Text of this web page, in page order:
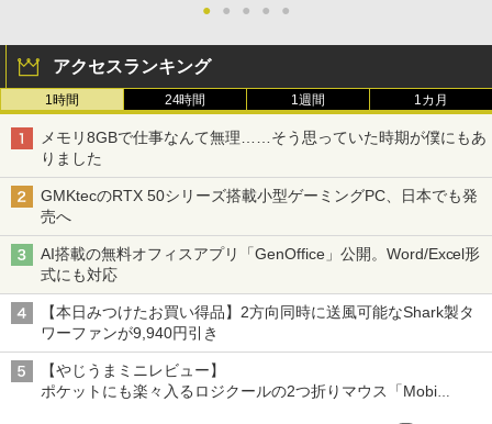
● ● ● ● ●
アクセスランキング
1時間 24時間 1週間 1カ月
メモリ8GBで仕事なんて無理……そう思っていた時期が僕にもあ
りました
GMKtecのRTX 50シリーズ搭載小型ゲーミングPC、日本でも発
売へ
AI搭載の無料オフィスアプリ「GenOffice」公開。Word/Excel形
式にも対応
【本日みつけたお買い得品】2方向同時に送風可能なShark製タ
ワーファンが9,940円引き
【やじうまミニレビュー】
ポケットにも楽々入るロジクールの2つ折りマウス「Mobi